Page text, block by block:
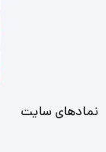
نمادهای سایت